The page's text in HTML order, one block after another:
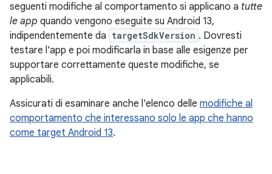
seguenti modifiche al comportamento si applicano a tutte
le app quando vengono eseguite su Android 13,
indipendentemente da targetSdkVersion . Dovresti
testare l'app e poi modificarla in base alle esigenze per
supportare correttamente queste modifiche, se
applicabili.
Assicurati di esaminare anche l'elenco delle modifiche al
comportamento che interessano solo le app che hanno
come target Android 13.